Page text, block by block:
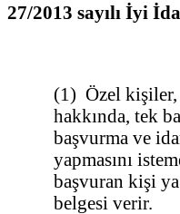
27/2013 sayılı İyi
(1) Özel
hakkında, tek
başvurma ve
yapmasını
başvuran kişi
belgesi verir.